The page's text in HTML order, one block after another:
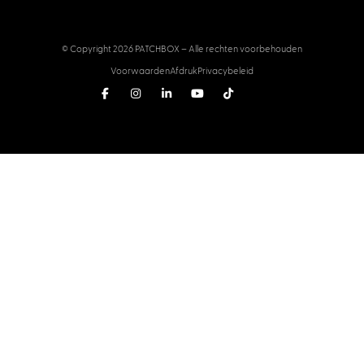
© Copyright 2026 PATCHBOX – Alle rechten voorbehouden
VoorwaardenAfdrukPrivacybeleid